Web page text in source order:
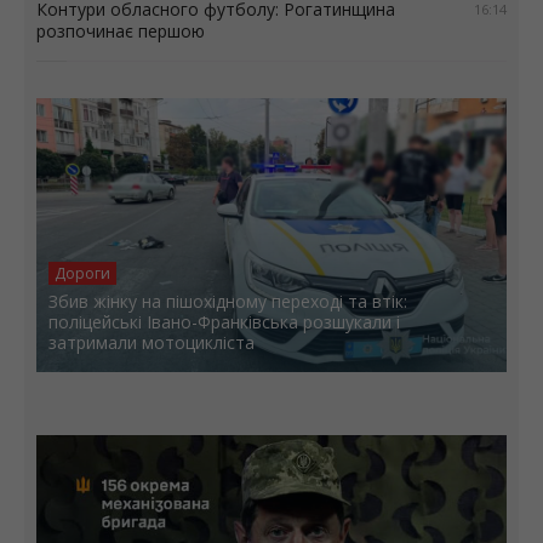
16:14
Контури обласного футболу: Рогатинщина
розпочинає першою
Дороги
Збив жінку на пішохідному переході та втік:
поліцейські Івано-Франківська розшукали і
затримали мотоцикліста